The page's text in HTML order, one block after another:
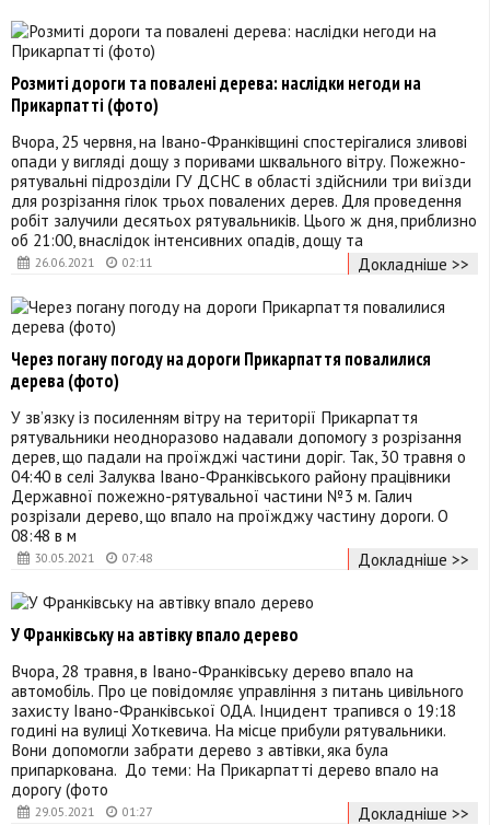
26.06.2021 02:11
Розмиті дороги та повалені дерева: наслідки негоди на
Прикарпатті (фото)
Вчора, 25 червня, на Івано-Франківщині спостерігалися зливові
опади у вигляді дощу з поривами шквального вітру. Пожежно-
рятувальні підрозділи ГУ ДСНС в області здійснили три виїзди
для розрізання гілок трьох повалених дерев. Для проведення
робіт залучили десятьох рятувальників. Цього ж дня, приблизно
об 21:00, внаслідок інтенсивних опадів, дощу та
Докладніше >>
30.05.2021 07:48
Через погану погоду на дороги Прикарпаття повалилися
дерева (фото)
У зв’язку із посиленням вітру на території Прикарпаття
рятувальники неодноразово надавали допомогу з розрізання
дерев, що падали на проїжджі частини доріг. Так, 30 травня о
04:40 в селі Залуква Івано-Франківського району працівники
Державної пожежно-рятувальної частини №3 м. Галич
розрізали дерево, що впало на проїжджу частину дороги. О
08:48 в м
Докладніше >>
29.05.2021 01:27
У Франківську на автівку впало дерево
Вчора, 28 травня, в Івано-Франківську дерево впало на
автомобіль. Про це повідомляє управління з питань цивільного
захисту Івано-Франківської ОДА. Інцидент трапився о 19:18
годині на вулиці Хоткевича. На місце прибули рятувальники.
Вони допомогли забрати дерево з автівки, яка була
припаркована. До теми: На Прикарпатті дерево впало на
дорогу (фото
Докладніше >>